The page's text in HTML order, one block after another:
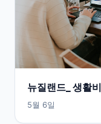
뉴질랜드_ 생활
5월 6일